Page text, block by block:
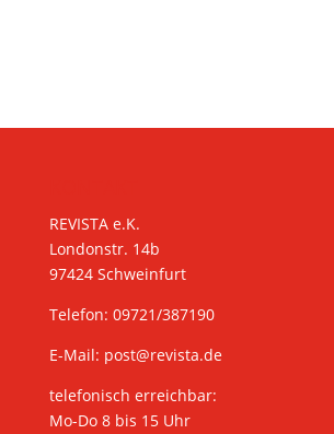
REVISTA e.K.
Londonstr. 14b
97424 Schweinfurt
Telefon: 09721/387190
E-Mail: post@revista.de
telefonisch erreichbar:
Mo-Do 8 bis 15 Uhr